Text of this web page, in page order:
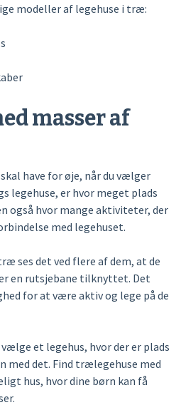
modeller af legehuse i træ:
masser af
have for øje, når du vælger
legehuse, er hvor meget plads
også hvor mange aktiviteter, der
med legehuset.
ses det ved flere af dem, at de
en rutsjebane tilknyttet. Det
for at være aktiv og lege på de
et legehus, hvor der er plads
med det. Find trælegehuse med
hus, hvor dine børn kan få